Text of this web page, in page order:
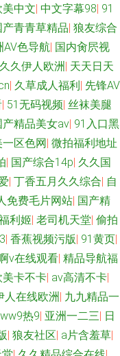
美中文| 中文字幕98| 91
产青青草精品| 狼友综合
AV色导航| 国内肏屄视
久久伊人欧洲 | 天天日天
| 久草成人福利| 先锋AV
| 51无码视频| 丝袜美腿
产精品美女av| 91入口黑
一区色网| 微拍福利地址
| 国产综合14p| 久久国
| 丁香五月久久综合| 自
免费毛片网站| 国产精
利姬| 老司机天堂| 偷拍
| 香蕉视频污版| 91黄页|
v在线观看| 精品导航福
美卡不卡| av高清不卡|
人在线欧洲 | 九九精品一
热9| 亚洲一二三| 日
| 狼友社区| a片含羞草|